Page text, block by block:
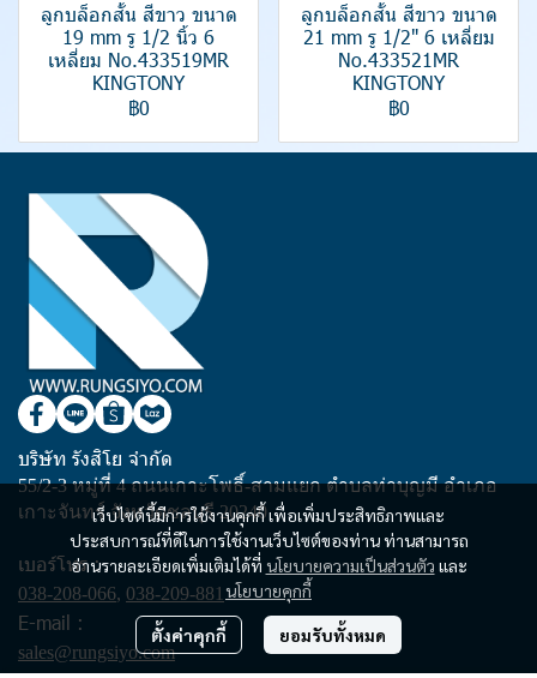
ลูกบล็อกสั้น สีขาว ขนาด
19 mm รู 1/2 นิ้ว 6
เหลี่ยม No.433519MR
KINGTONY
฿0
ลูกบล็อกสั้น สีขาว ขนาด
21 mm รู 1/2" 6 เหลี่ยม
No.433521MR
KINGTONY
฿0
เว็บไซต์นี้มีการใช้งานคุกกี้ เพื่อเพิ่มประสิทธิภาพและ
ประสบการณ์ที่ดีในการใช้งานเว็บไซต์ของท่าน ท่านสามารถ
อ่านรายละเอียดเพิ่มเติมได้ที่ นโยบายความเป็นส่วนตัว และ
นโยบายคุกกี้
ตั้งค่าคุกกี้ ยอมรับทั้งหมด
บริษัท รังสิโย จำกัด
55/2-3 หมู่ที่ 4 ถนนเกาะโพธิ์-สามแยก ตำบลท่าบุญมี อำเภอ
เกาะจันทร์ จังหวัดชลบุรี 20240
เบอร์โทร :
038-208-066, 038-209-881
E-mail :
sales@rungsiyo.com